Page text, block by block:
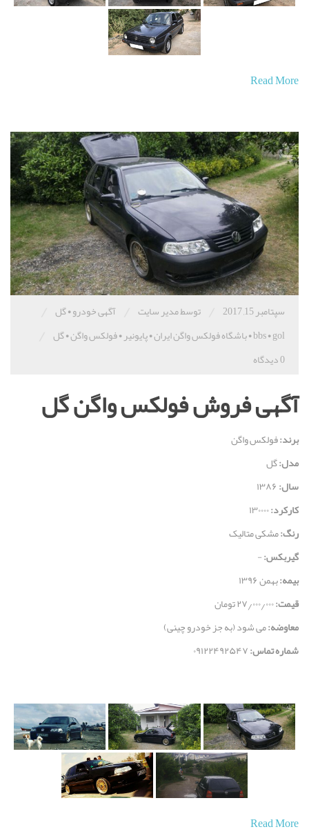
Read More
سپتامبر 15, 2017 توسط مدیر سایت آگهی خودرو•گل
bbs•gol
•باشگاه فولکس واگن ایران•پایونیر•فولکس واگن•گل
0 دیدگاه
آگهی فروش فولکس واگن گل
برند:فولکس واگن
مدل:گل
سال:
کارکرد:
رنگ:مشکی متالیک
گیربکس:-
بیمه:بهمن ۱۳۹۶
قيمت:
معاوضه:می شود (به جز خودرو چینی)
شماره تماس:
Read More